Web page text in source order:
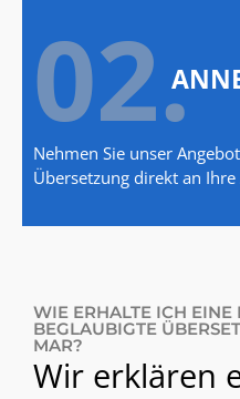
02.
Nehmen Sie unser
Übersetzung direkt an Ihre
WIE ERHALTE ICH EINE
BEGLAUBIGTE
MAR?
Wir erklären